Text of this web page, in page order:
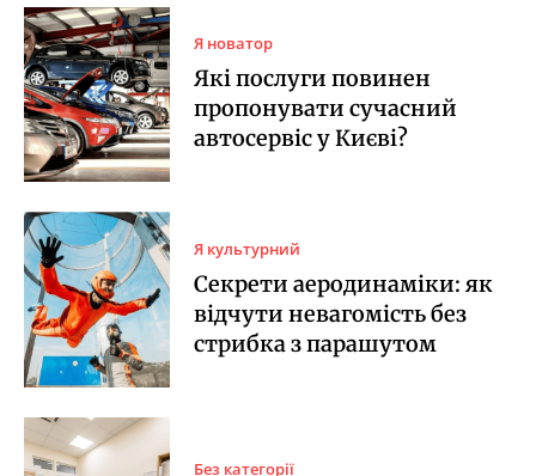
Я новатор
Які послуги повинен
пропонувати сучасний
автосервіс у Києві?
Я культурний
Секрети аеродинаміки: як
відчути невагомість без
стрибка з парашутом
Без категорії